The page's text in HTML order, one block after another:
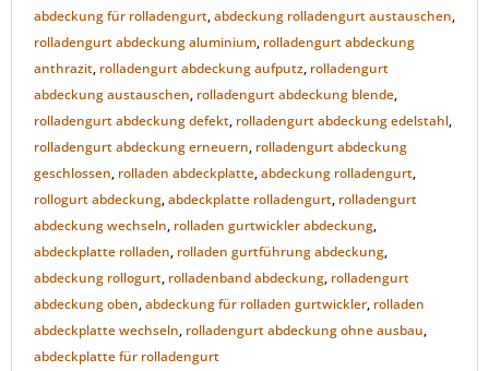
abdeckung für rolladengurt,abdeckung rolladengurt austauschen,
rolladengurt abdeckung aluminium, rolladengurt abdeckung
anthrazit, rolladengurt abdeckung aufputz, rolladengurt
abdeckung austauschen, rolladengurt abdeckung blende,
rolladengurt abdeckung defekt, rolladengurt abdeckung edelstahl,
rolladengurt abdeckung erneuern, rolladengurt abdeckung
geschlossen, rolladen abdeckplatte,abdeckung rolladengurt,
rollogurt abdeckung,abdeckplatte rolladengurt, rolladengurt
abdeckung wechseln, rolladen gurtwickler abdeckung,
abdeckplatte rolladen, rolladen gurtführung abdeckung,
abdeckung rollogurt, rolladenband abdeckung, rolladengurt
abdeckung oben,abdeckung für rolladen gurtwickler, rolladen
abdeckplatte wechseln, rolladengurt abdeckung ohne ausbau,
abdeckplatte für rolladengurt